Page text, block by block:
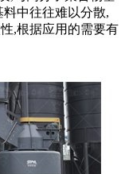
中往往难以分散,
,根据应用的需要有